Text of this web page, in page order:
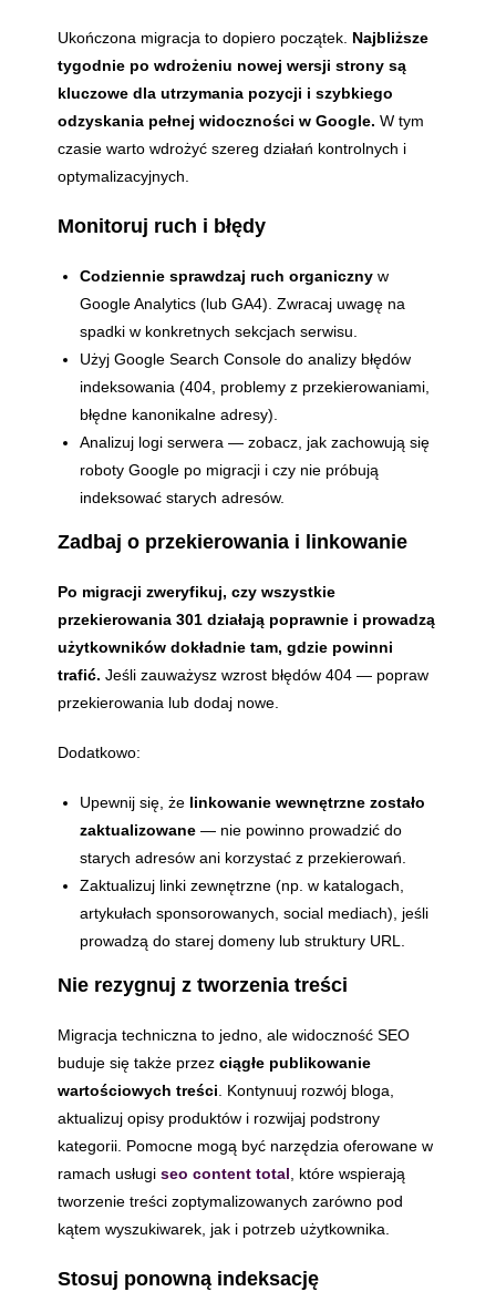
Ukończona migracja to dopiero początek. Najbliższe
tygodnie po wdrożeniu nowej wersji strony są
kluczowe dla utrzymania pozycji i szybkiego
odzyskania pełnej widoczności w Google. W tym
czasie warto wdrożyć szereg działań kontrolnych i
optymalizacyjnych.
Monitoruj ruch i błędy
Codziennie sprawdzaj ruch organiczny w
Google Analytics (lub GA4). Zwracaj uwagę na
spadki w konkretnych sekcjach serwisu.
Użyj Google Search Console do analizy błędów
indeksowania (404, problemy z przekierowaniami,
błędne kanonikalne adresy).
Analizuj logi serwera — zobacz, jak zachowują się
roboty Google po migracji i czy nie próbują
indeksować starych adresów.
Zadbaj o przekierowania i linkowanie
Po migracji zweryfikuj, czy wszystkie
przekierowania 301 działają poprawnie i prowadzą
użytkowników dokładnie tam, gdzie powinni
trafić. Jeśli zauważysz wzrost błędów 404 — popraw
przekierowania lub dodaj nowe.
Dodatkowo:
Upewnij się, że linkowanie wewnętrzne zostało
zaktualizowane — nie powinno prowadzić do
starych adresów ani korzystać z przekierowań.
Zaktualizuj linki zewnętrzne (np. w katalogach,
artykułach sponsorowanych, social mediach), jeśli
prowadzą do starej domeny lub struktury URL.
Nie rezygnuj z tworzenia treści
Migracja techniczna to jedno, ale widoczność SEO
buduje się także przezciągłe publikowanie
wartościowych treści . Kontynuuj rozwój bloga,
aktualizuj opisy produktów i rozwijaj podstrony
kategorii. Pomocne mogą być narzędzia oferowane w
ramach usługiseo content total , które wspierają
tworzenie treści zoptymalizowanych zarówno pod
kątem wyszukiwarek, jak i potrzeb użytkownika.
Stosuj ponowną indeksację